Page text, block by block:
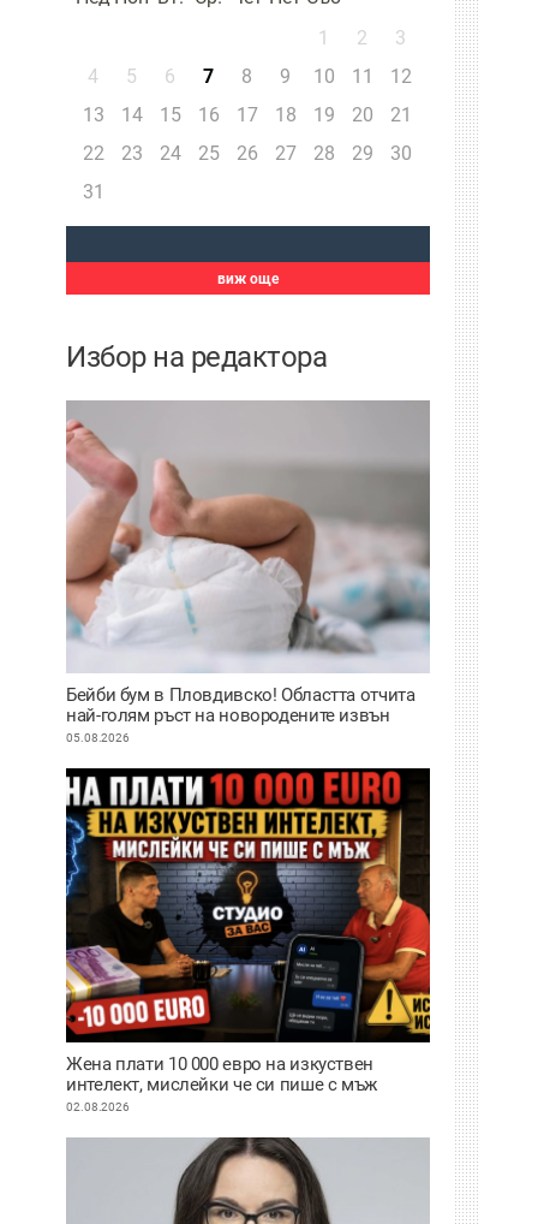
1
2
3
4
5 6 7 8 9 10 11
12
13
14 15 16 17 18 19 20
21
22
23 24 25 26 27 28 29
30
31
виж още
Избор на редактора
Бейби бум в Пловдивско! Областта отчита
най-голям ръст на новородените извън
София
05.08.2026
Жена плати 10 000 евро на изкуствен
интелект, мислейки че си пише с мъж
ВИДЕО
02.08.2026